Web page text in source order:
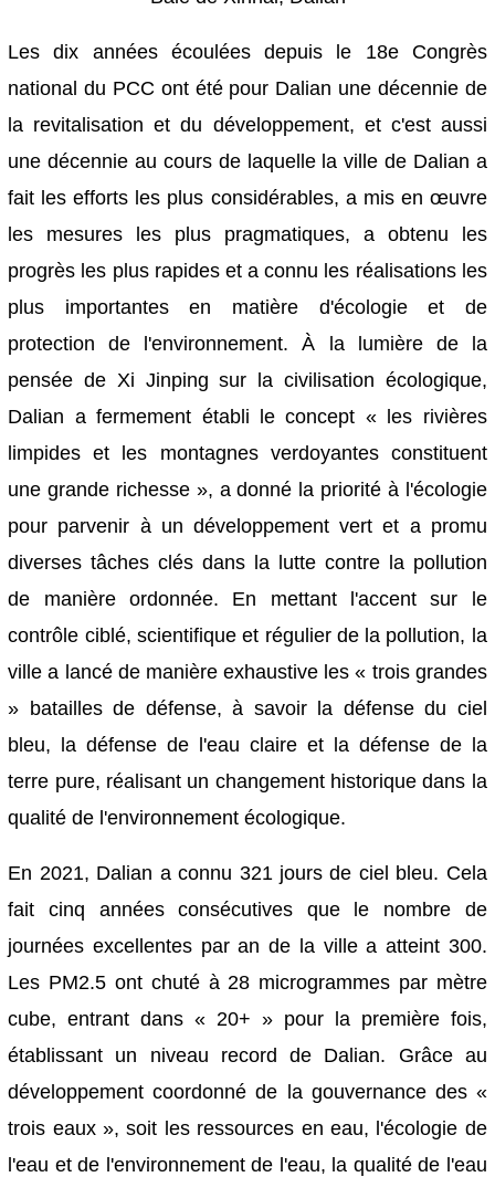
Les dix années écoulées depuis le 18e Congrès
national du PCC ont été pour Dalian une décennie de
la revitalisation et du développement, et c'est aussi
une décennie au cours de laquelle la ville de Dalian a
fait les efforts les plus considérables, a mis en œuvre
les mesures les plus pragmatiques, a obtenu les
progrès les plus rapides et a connu les réalisations les
plus importantes en matière d'écologie et de
protection de l'environnement. À la lumière de la
pensée de Xi Jinping sur la civilisation écologique,
Dalian a fermement établi le concept « les rivières
limpides et les montagnes verdoyantes constituent
une grande richesse », a donné la priorité à l'écologie
pour parvenir à un développement vert et a promu
diverses tâches clés dans la lutte contre la pollution
de manière ordonnée. En mettant l'accent sur le
contrôle ciblé, scientifique et régulier de la pollution, la
ville a lancé de manière exhaustive les « trois grandes
» batailles de défense, à savoir la défense du ciel
bleu, la défense de l'eau claire et la défense de la
terre pure, réalisant un changement historique dans la
qualité de l'environnement écologique.
En 2021, Dalian a connu 321 jours de ciel bleu. Cela
fait cinq années consécutives que le nombre de
journées excellentes par an de la ville a atteint 300.
Les PM2.5 ont chuté à 28 microgrammes par mètre
cube, entrant dans « 20+ » pour la première fois,
établissant un niveau record de Dalian. Grâce au
développement coordonné de la gouvernance des «
trois eaux », soit les ressources en eau, l'écologie de
l'eau et de l'environnement de l'eau, la qualité de l'eau